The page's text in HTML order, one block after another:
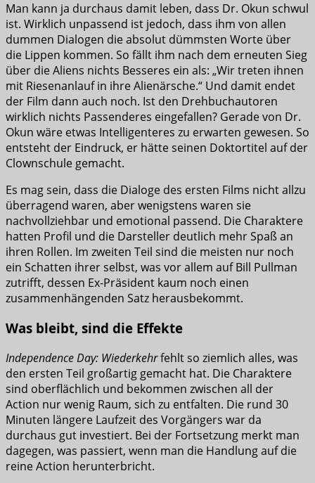
Man kann ja durchaus damit leben, dass Dr. Okun schwul
ist. Wirklich unpassend ist jedoch, dass ihm von allen
dummen Dialogen die absolut dümmsten Worte über
die Lippen kommen. So fällt ihm nach dem erneuten Sieg
über die Aliens nichts Besseres ein als: „Wir treten ihnen
mit Riesenanlauf in ihre Alienärsche.“ Und damit endet
der Film dann auch noch. Ist den Drehbuchautoren
wirklich nichts Passenderes eingefallen? Gerade von Dr.
Okun wäre etwas Intelligenteres zu erwarten gewesen. So
entsteht der Eindruck, er hätte seinen Doktortitel auf der
Clownschule gemacht.
Es mag sein, dass die Dialoge des ersten Films nicht allzu
überragend waren, aber wenigstens waren sie
nachvollziehbar und emotional passend. Die Charaktere
hatten Profil und die Darsteller deutlich mehr Spaß an
ihren Rollen. Im zweiten Teil sind die meisten nur noch
ein Schatten ihrer selbst, was vor allem auf Bill Pullman
zutrifft, dessen Ex-Präsident kaum noch einen
zusammenhängenden Satz herausbekommt.
Was bleibt, sind die Effekte
Independence Day: Wiederkehrfehlt so ziemlich alles, was
den ersten Teil großartig gemacht hat. Die Charaktere
sind oberflächlich und bekommen zwischen all der
Action nur wenig Raum, sich zu entfalten. Die rund 30
Minuten längere Laufzeit des Vorgängers war da
durchaus gut investiert. Bei der Fortsetzung merkt man
dagegen, was passiert, wenn man die Handlung auf die
reine Action herunterbricht.